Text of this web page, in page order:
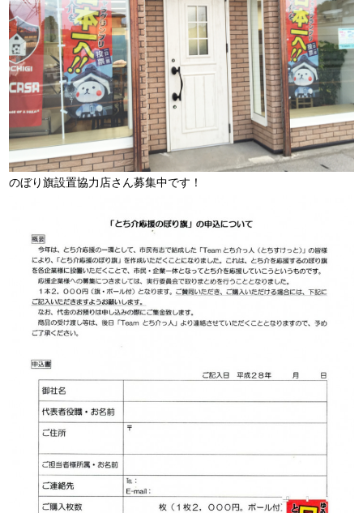
のぼり旗設置協力店さん募集中です！